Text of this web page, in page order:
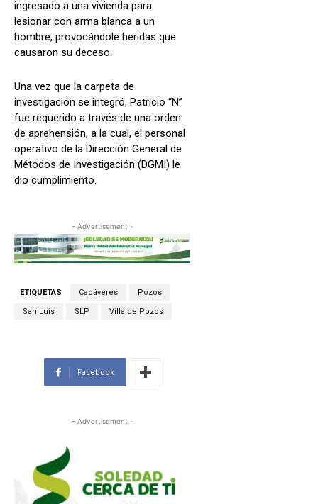
ingresado a una vivienda para
lesionar con arma blanca a un
hombre, provocándole heridas que
causaron su deceso.
Una vez que la carpeta de
investigación se integró, Patricio “N”
fue requerido a través de una orden
de aprehensión, a la cual, el personal
operativo de la Dirección General de
Métodos de Investigación (DGMI) le
dio cumplimiento.
- Advertisement -
ETIQUETAS Cadáveres Pozos
San Luis SLP Villa de Pozos
Facebook
- Advertisement -